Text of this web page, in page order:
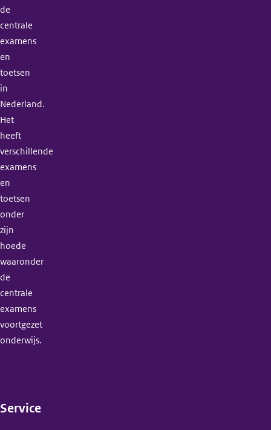
de
centrale
examens
en
toetsen
in
Nederland.
Het
heeft
verschillende
examens
en
toetsen
onder
zijn
hoede
waaronder
de
centrale
examens
voortgezet
onderwijs.
Service